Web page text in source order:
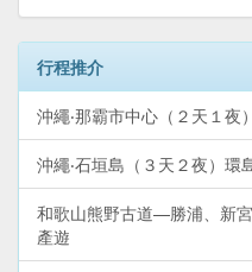
行程推介
沖繩‧那霸市中心（２天１夜
沖繩‧石垣島（３天２夜）環
和歌山熊野古道—勝浦、新
產遊